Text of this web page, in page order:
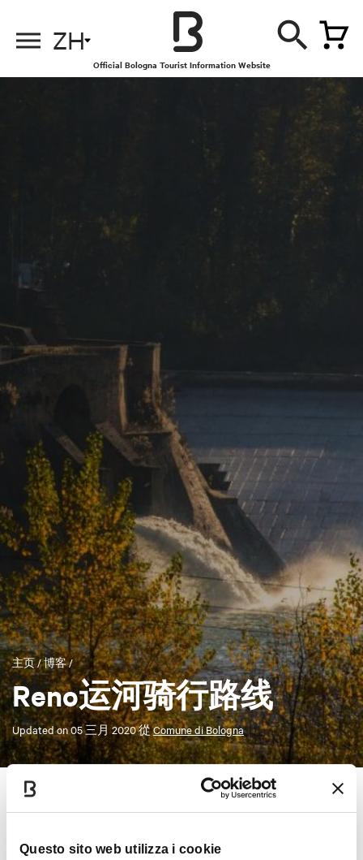
Questo sito web utilizza i cookie
ZH
Official Bologna Tourist Information Website
主页/博客/
Reno运河骑行路线
Updated on05 三月 2020從Comune di Bologna
这条自然路线长5.5公里，沿着西向自行
Casalecchio di Reno中心。你能在这条路上充分